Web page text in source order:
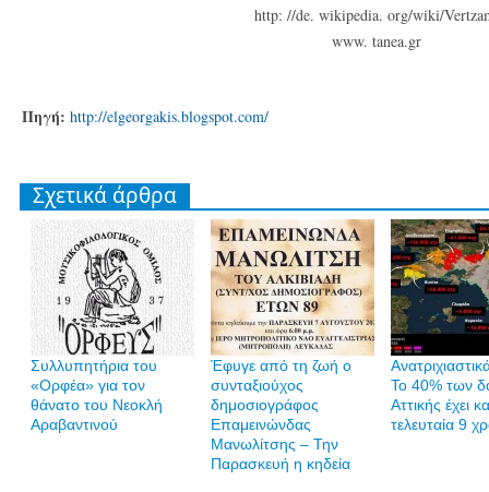
http: //de. wikipedia. org/wiki/
www. tanea.gr
Πηγή: http://elgeorgakis.blogspot.com/
Σχετικά άρθρα
Συλλυπητήρια του
«Ορφέα» για τον
θάνατο του Νεοκλή
Αραβαντινού
Έφυγε από τη ζωή ο
συνταξιούχος
δημοσιογράφος
Επαμεινώνδας
Μανωλίτσης – Την
Παρασκευή η κηδεία
Το 40% των
Αττικής έχει
τελευταία 9